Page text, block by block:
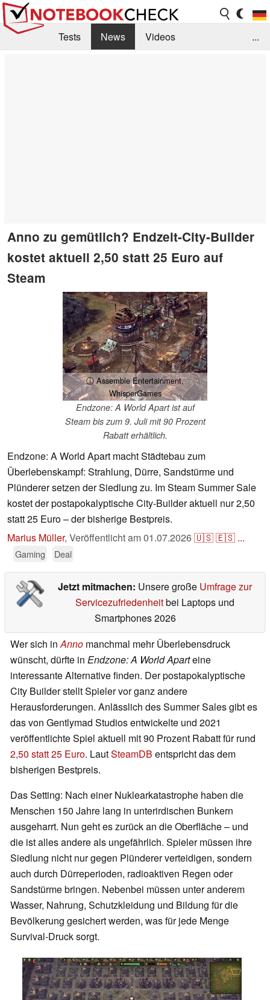
Tests News
Videos
...
Anno zu gemütlich? Endzeit-City-Builder
kostet aktuell 2,50 statt 25 Euro auf
Steam
ⓘ Assemble Entertainment,
WhisperGames
Endzone: A World Apart ist auf
Steam bis zum 9. Juli mit 90 Prozent
Rabatt erhältlich.
Endzone: A World Apart macht Städtebau zum
Überlebenskampf: Strahlung, Dürre, Sandstürme und
Plünderer setzen der Siedlung zu. Im Steam Summer Sale
kostet der postapokalyptische City-Builder aktuell nur 2,50
statt 25 Euro – der bisherige Bestpreis.
Marius Müller, Veröffentlicht am01.07.2026🇺🇸🇪🇸 ...
Gaming Deal
Jetzt mitmachen: Unsere große Umfrage zur
Servicezufriedenheitbei Laptops und
Smartphones 2026
Wer sich inAnno manchmal mehr Überlebensdruck
wünscht, dürfte in Endzone: A World Aparteine
interessante Alternative finden. Der postapokalyptische
City Builder stellt Spieler vor ganz andere
Herausforderungen. Anlässlich des Summer Sales gibt es
das von Gentlymad Studios entwickelte und 2021
veröffentlichte Spiel aktuell mit 90 Prozent Rabatt für rund
2,50 statt 25 Euro. LautSteamDB entspricht das dem
bisherigen Bestpreis.
Das Setting: Nach einer Nuklearkatastrophe haben die
Menschen 150 Jahre lang in unterirdischen Bunkern
ausgeharrt. Nun geht es zurück an die Oberfläche – und
die ist alles andere als ungefährlich. Spieler müssen ihre
Siedlung nicht nur gegen Plünderer verteidigen, sondern
auch durch Dürreperioden, radioaktiven Regen oder
Sandstürme bringen. Nebenbei müssen unter anderem
Wasser, Nahrung, Schutzkleidung und Bildung für die
Bevölkerung gesichert werden, was für jede Menge
Survival-Druck sorgt.